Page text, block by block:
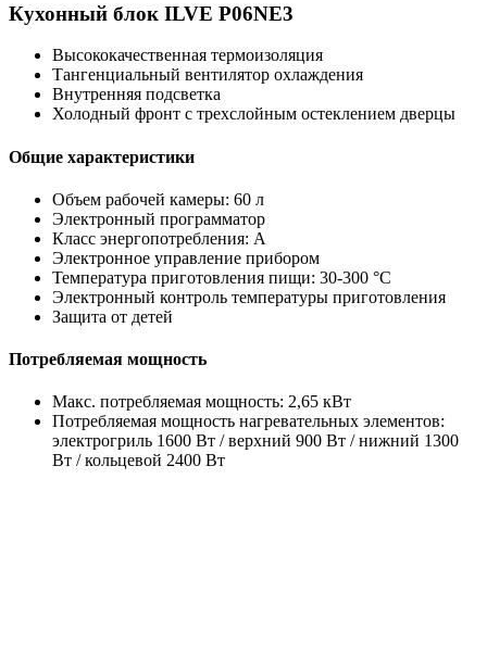
Кухонный блок ILVE P06NE3
Высококачественная термоизоляция
Тангенциальный вентилятор охлаждения
Внутренняя подсветка
Холодный фронт с трехслойным остеклением дверцы
Общие характеристики
Объем рабочей камеры: 60 л
Электронный программатор
Класс энергопотребления: A
Электронное управление прибором
Температура приготовления пищи: 30-300 °C
Электронный контроль температуры приготовления
Защита от детей
Потребляемая мощность
Макс. потребляемая мощность: 2,65 кВт
Потребляемая мощность нагревательных элементов:
электрогриль 1600 Вт / верхний 900 Вт / нижний 1300
Вт / кольцевой 2400 Вт